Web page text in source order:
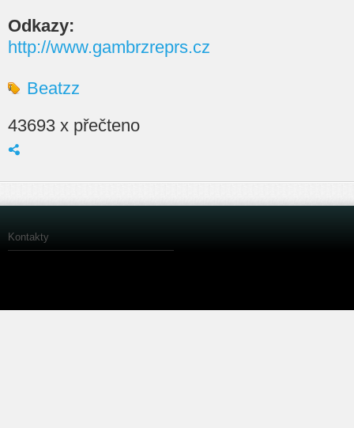
Odkazy:
http://www.gambrzreprs.cz
Beatzz
43693 x přečteno
Kontakty